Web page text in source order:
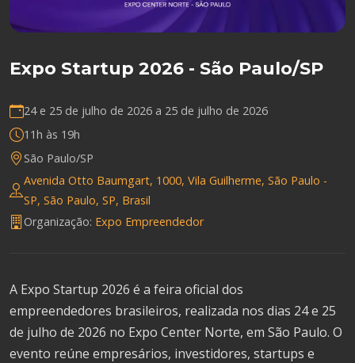
Expo Startup 2026 - São Paulo/SP
24 e 25 de julho de 2026 a 25 de julho de 2026
11h às 19h
São Paulo/SP
Avenida Otto Baumgart, 1000, Vila Guilherme, São Paulo -
SP, São Paulo, SP, Brasil
Organização: Expo Empreendedor
A Expo Startup 2026 é a feira oficial dos
empreendedores brasileiros, realizada nos dias 24 e 25
de julho de 2026 no Expo Center Norte, em São Paulo. O
evento reúne empresários, investidores, startups e